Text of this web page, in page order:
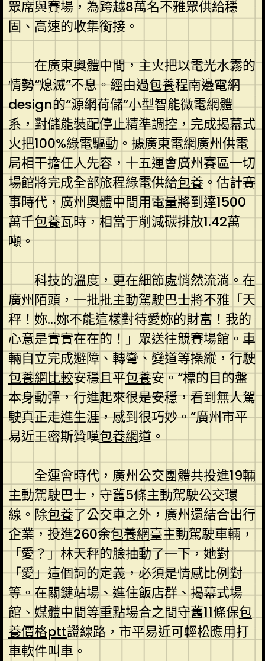
眾席與賽場，為跨越8萬名不雅眾供給穩
固、高速的收集銜接。
在廣東奧體中間，主火把以電光水霧的
情勢“熄滅”不息。經由過包養程南邊電網
design的“源網荷儲”小型智能微電網體
系，對儲能裝配停止精準調控，完成揭幕式
火把100%綠電驅動。據廣東電網廣州供電
局相干擔任人先容，十五運會廣州賽區一切
場館將完成全部旅程綠電供給包養 。估計賽
事時代，廣州奧體中間用電量將到達1500
萬千包養瓦時，相當于削減碳排放1.42萬
噸。
科技的溫度，更在細節處悄然流淌。在
廣州陌頭，一批批主動駕駛巴士將不雅「天
秤！妳…妳不能這樣對待愛妳的財富！我的
心意是實實在在的！」眾送往競賽場館。車
輛自立完成避障、轉彎、變道等操縱，行駛
包養網比較安穩且平包養安。“標的目的盤
本身動彈，行進起來很是安穩，看到無人駕
駛真正走進生涯，感到很巧妙。”廣州市平
易近王密斯贊嘆包養網道。
全運會時代，廣州公交團體共投進19輛
主動駕駛巴士，守舊5條主動駕駛公交環
線。除包養了公交車之外，廣州還結合出行
企業，投進260余包養網臺主動駕駛車輛，
「愛？」林天秤的臉抽動了一下，她對
「愛」這個詞的定義，必須是情感比例對
等。在關鍵站場、進住飯店群、揭幕式場
館、媒體中間等重點場合之間守舊11條保包
養價格ptt證線路，市平易近可輕松應用打
車軟件叫車。